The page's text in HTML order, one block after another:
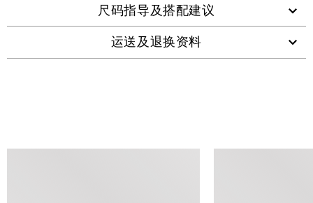
尺码指导及搭配建议
运送及退换资料